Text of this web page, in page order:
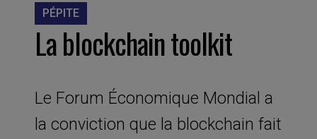
PÉPITE
La blockchain toolkit
Le Forum Économique Mondial a
la conviction que la blockchain fait